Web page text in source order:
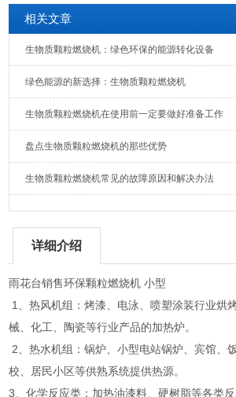
相关文章
生物质颗粒燃烧机：绿色环保的能源转化设备
绿色能源的新选择：生物质颗粒燃烧机
生物质颗粒燃烧机在使用前一定要做好准备工作
盘点生物质颗粒燃烧机的那些优势
生物质颗粒燃烧机常见的故障原因和解决办法
详细介绍
雨花台销售环保颗粒燃烧机 小型
1、热风机组：烤漆、电泳、喷塑涂装行业烘
械、化工、陶瓷等行业产品的加热炉。
2、热水机组：锅炉、小型电站锅炉、宾馆、
校、居民小区等供熟系统提供热源。
3、化学反应类：加热油漆料、硬树脂等各类